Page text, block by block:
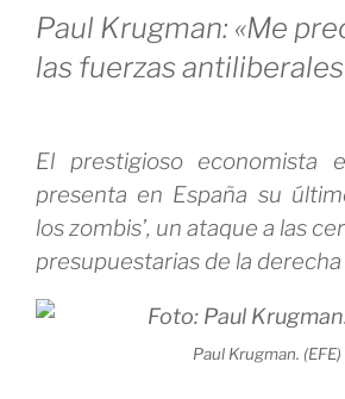
Paul Krugman: «Me
las fuerzas
El prestigioso economista
presenta en España su
los zombis’, un ataque a las
presupuestarias de la derecha
Paul Krugman. (EFE)